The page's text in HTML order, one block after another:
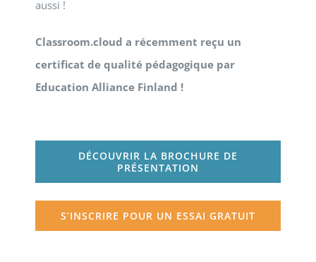
aussi !
Classroom.cloud a récemment reçu un
certificat de qualité pédagogique par
Education Alliance Finland !
DÉCOUVRIR LA BROCHURE DE
PRÉSENTATION
S’INSCRIRE POUR UN ESSAI GRATUIT